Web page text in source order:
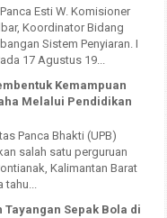
Esti W. Komisioner
Koordinator Bidang
Sistem Penyiaran. I
17 Agustus 19...
Kemampuan
Melalui Pendidikan
Panca Bhakti (UPB)
salah satu perguruan
Kalimantan Barat
tahu...
Tayangan Sepak Bola di